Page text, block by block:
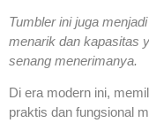
Tumbler ini juga
menarik dan kapasitas
senang menerimanya.
Di era modern ini,
praktis dan fungsional